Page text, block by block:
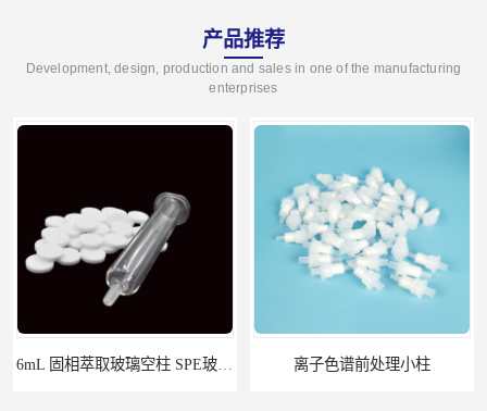
产品推荐
Development, design, production and sales in one of the manufacturing
enterprises
6mL 固相萃取玻璃空柱 SPE玻璃空柱 离子色谱前处理小柱​